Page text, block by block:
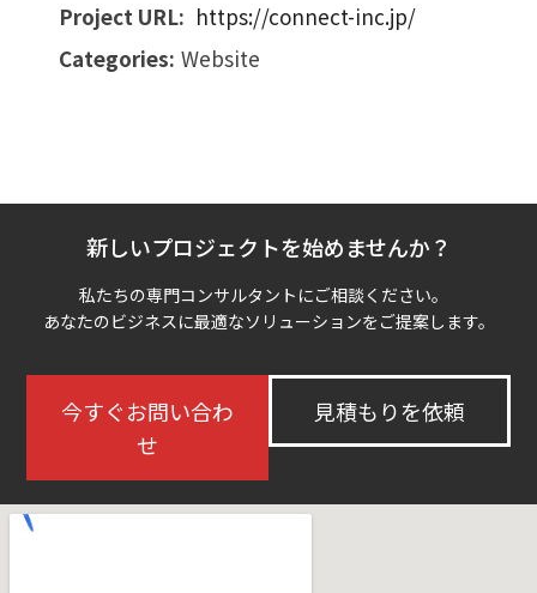
Project URL: https://connect-inc.jp/
Categories: Website
新しいプロジェクトを始めませんか？
私たちの専門コンサルタントにご相談ください。
あなたのビジネスに最適なソリューションをご提案します。
今すぐお問い合わ
せ
見積もりを依頼